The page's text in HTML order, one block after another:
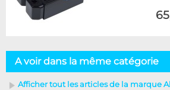
A voir dans la même catégorie
Afficher tout les articles de la marque